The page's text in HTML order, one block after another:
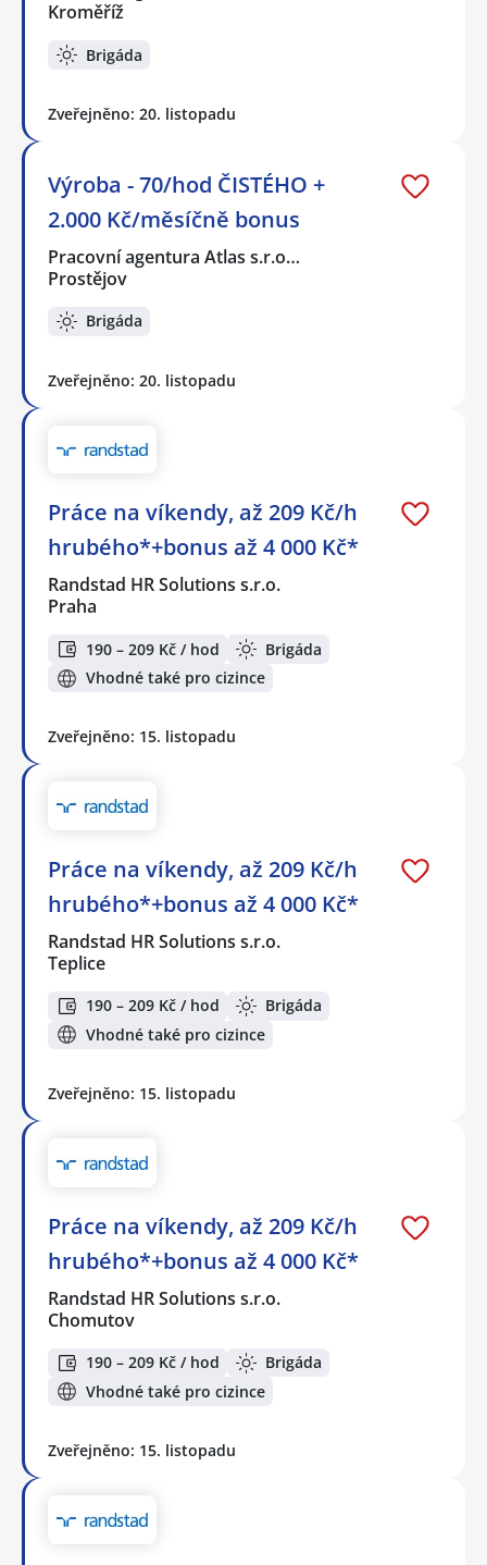
Kroměříž
Brigáda
Zveřejněno: 20. listopadu
Výroba - 70/hod ČISTÉHO +
2.000 Kč/měsíčně bonus
Pracovní agentura Atlas s.r.o…
Prostějov
Brigáda
Zveřejněno: 20. listopadu
Práce na víkendy, až 209 Kč/h
hrubého*+bonus až 4 000 Kč*
Randstad HR Solutions s.r.o.
Praha
190 – 209 Kč / hod
Brigáda
Vhodné také pro cizince
Zveřejněno: 15. listopadu
Práce na víkendy, až 209 Kč/h
hrubého*+bonus až 4 000 Kč*
Randstad HR Solutions s.r.o.
Teplice
190 – 209 Kč / hod
Brigáda
Vhodné také pro cizince
Zveřejněno: 15. listopadu
Práce na víkendy, až 209 Kč/h
hrubého*+bonus až 4 000 Kč*
Randstad HR Solutions s.r.o.
Chomutov
190 – 209 Kč / hod
Brigáda
Vhodné také pro cizince
Zveřejněno: 15. listopadu